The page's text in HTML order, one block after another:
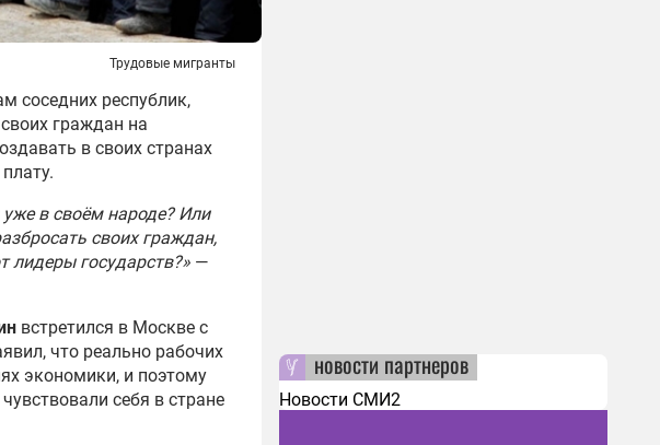
Трудовые мигранты
соседних республик,
граждан на
в своих странах
в своём народе? Или
своих граждан,
лидеры государств?» —
встретился в Москве с
что реально рабочих
экономики, и поэтому
себя в стране
новости партнеров
Новости СМИ2